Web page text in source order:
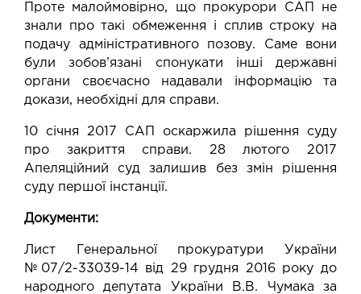
Проте малоймовірно, що прокурори САП не
знали про такі обмеження і сплив строку на
подачу адміністративного позову. Саме вони
були зобов’язані спонукати інші державні
органи своєчасно надавали інформацію та
докази, необхідні для справи.
10 січня 2017 САП оскаржила рішення суду
про закриття справи. 28 лютого 2017
Апеляційний суд залишив без змін рішення
суду першої інстанції.
Документи:
Лист Генеральної прокуратури України
№07/2-33039-14 від 29 грудня 2016 року до
народного депутата України В.В. Чумака за